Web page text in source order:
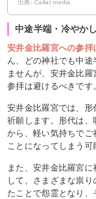
出典: Callat media
中途半端・冷やか
安井金比羅宮への参拝
ん、どの神社でも中
ませんが、安井金比
参拝は避けるべきです
安井金比羅宮では、
祈願します。形代は
から、軽い気持ちで
ことになってしまう可
また、安井金比羅宮
して、さまざまな祟
たことで怨霊となり